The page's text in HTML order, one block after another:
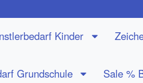
Kinder
Grundschule Sale %